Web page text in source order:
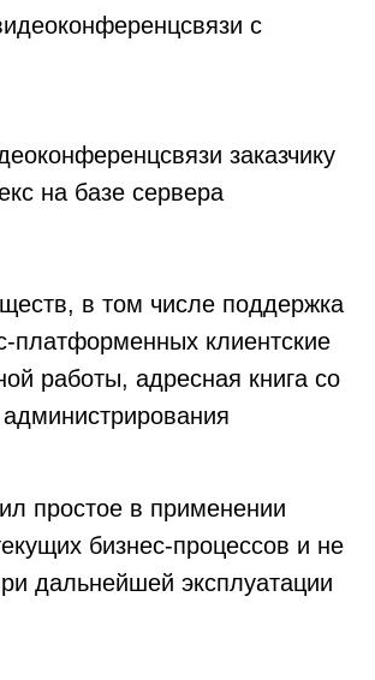
с
заказчику
на базе сервера
в том числе поддержка
платформенных клиентские
работы, адресная книга со
простое в применении
бизнес-процессов и не
дальнейшей эксплуатации